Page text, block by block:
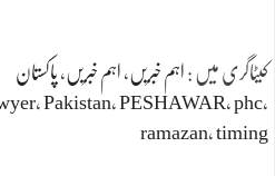
کیٹاگری میں : اہم خبریں ، اہم خبریں ، پاکستان
، Pakistan، PESHAWAR، phc،
ramazan، timing